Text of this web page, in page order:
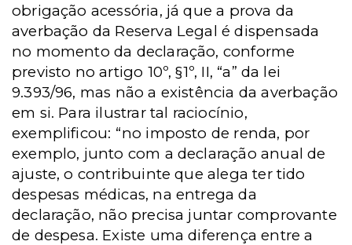
obrigação acessória, já que a prova da
averbação da Reserva Legal é dispensada
no momento da declaração, conforme
previsto no artigo 10º, §1º, II, “a” da lei
9.393/96, mas não a existência da averbação
em si. Para ilustrar tal raciocínio,
exemplificou: “no imposto de renda, por
exemplo, junto com a declaração anual de
ajuste, o contribuinte que alega ter tido
despesas médicas, na entrega da
declaração, não precisa juntar comprovante
de despesa. Existe uma diferença entre a